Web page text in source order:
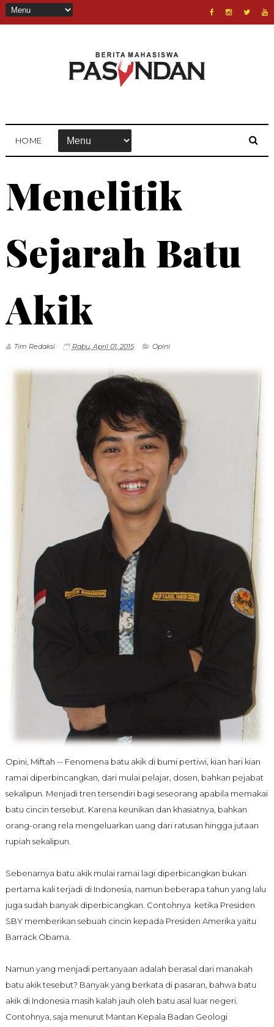
HOME
Menelitik
Sejarah Batu
Akik
Tim Redaksi Rabu, April 01, 2015 Opini
Opini, Miftah -- Fenomena batu akik di bumi pertiwi, kian hari kian
ramai diperbincangkan, dari mulai pelajar, dosen, bahkan pejabat
sekalipun. Menjadi tren tersendiri bagi seseorang apabila memakai
batu cincin tersebut. Karena keunikan dan khasiatnya, bahkan
orang-orang rela mengeluarkan uang dari ratusan hingga jutaan
rupiah sekalipun.
Sebenarnya batu akik mulai ramai lagi diperbicangkan bukan
pertama kali terjadi di Indonesia, namun beberapa tahun yang lalu
juga sudah banyak diperbicangkan. Contohnya ketika Presiden
SBY memberikan sebuah cincin kepada Presiden Amerika yaitu
Barrack Obama.
Namun yang menjadi pertanyaan adalah berasal dari manakah
batu akik tesebut? Banyak yang berkata di pasaran, bahwa batu
akik di Indonesia masih kalah jauh oleh batu asal luar negeri.
Contohnya, saja menurut Mantan Kepala Badan Geologi